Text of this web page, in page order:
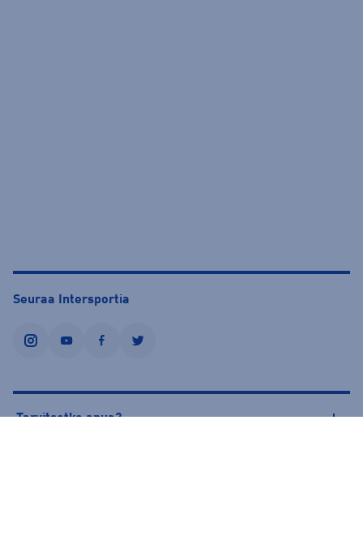
Seuraa Intersportia
instagramyoutubefacebooktwitter
Tarvitsetko apua?